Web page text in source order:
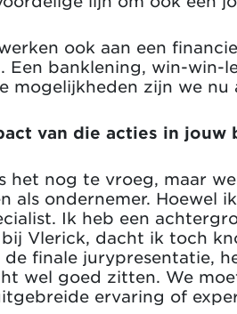
ook aan een
Een banklening, win-win-
mogelijkheden zijn we nu
van die acties in jouw
het nog te vroeg, maar
als ondernemer. Hoewel
Ik heb een
Vlerick, dacht ik toch
de finale jurypresentatie,
wel goed zitten. We
ervaring of